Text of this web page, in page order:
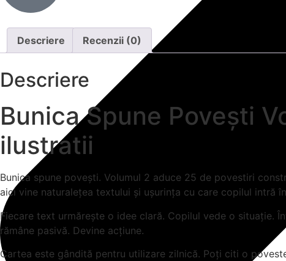
Descriere Recenzii (0)
Descriere
Bunica Spune Povești
ilustratii
Bunica spune povești. Volumul 2 aduce 25 de povestiri
aici vine naturalețea textului și ușurința cu care copilul intră
Fiecare text urmărește o idee clară. Copilul vede o situație.
rămâne pasivă. Devine acțiune.
Cartea este gândită pentru utilizare zilnică. Poți citi o